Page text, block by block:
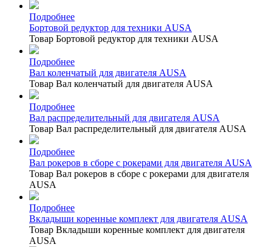
Подробнее
Бортовой редуктор для техники AUSA
Товар Бортовой редуктор для техники AUSA
Подробнее
Вал коленчатый для двигателя AUSA
Товар Вал коленчатый для двигателя AUSA
Подробнее
Вал распределительный для двигателя AUSA
Товар Вал распределительный для двигателя AUSA
Подробнее
Вал рокеров в сборе с рокерами для двигателя AUSA
Товар Вал рокеров в сборе с рокерами для двигателя
AUSA
Подробнее
Вкладыши коренные комплект для двигателя AUSA
Товар Вкладыши коренные комплект для двигателя
AUSA